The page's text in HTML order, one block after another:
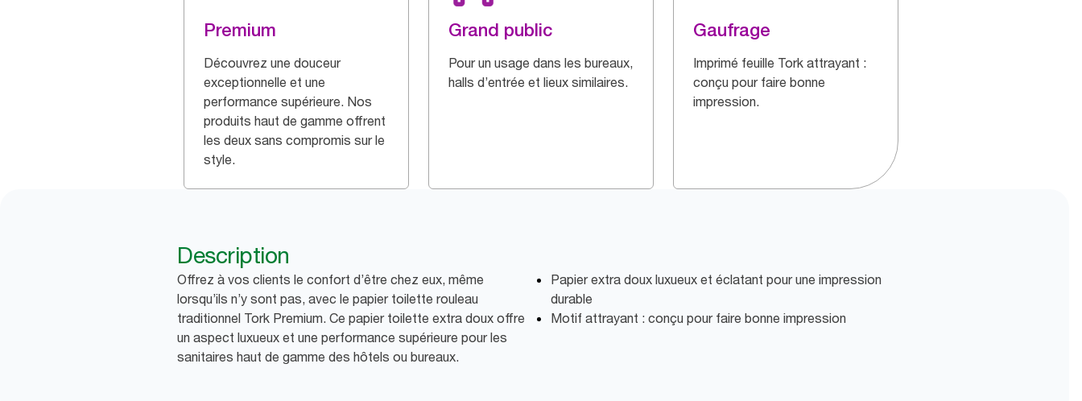
Premium
Découvrez une douceur
exceptionnelle et une
performance supérieure. Nos
produits haut de gamme offrent
les deux sans compromis sur le
style.
Grand public
Pour un usage dans les bureaux,
halls d’entrée et lieux similaires.
Gaufrage
Imprimé feuille Tork attrayant :
conçu pour faire bonne
impression.
Description
Offrez à vos clients le confort d’être chez eux, même
lorsqu’ils n’y sont pas, avec le papier toilette rouleau
traditionnel Tork Premium. Ce papier toilette extra doux offre
un aspect luxueux et une performance supérieure pour les
sanitaires haut de gamme des hôtels ou bureaux.
Papier extra doux luxueux et éclatant pour une impression
durable
Motif attrayant : conçu pour faire bonne impression